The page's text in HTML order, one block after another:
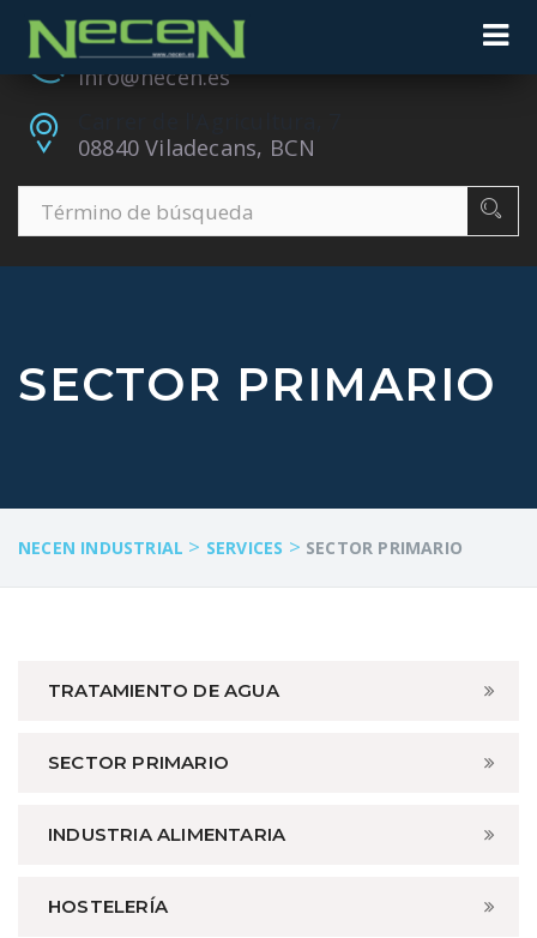
+34 932 433 200
info@necen.es
08840 Viladecans, BCN
SECTOR PRIMARIO
NECEN INDUSTRIAL > SERVICES > SECTOR PRIMARIO
TRATAMIENTO DE AGUA
SECTOR PRIMARIO
INDUSTRIA ALIMENTARIA
HOSTELERÍA